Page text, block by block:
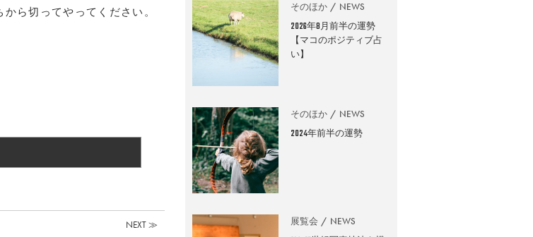
ら切ってやってください。
NEXT ≫
そのほか NEWS
2026年8月前半の運勢
【マコのポジティブ占
い】
そのほか NEWS
2024年前半の運勢
展覧会 NEWS